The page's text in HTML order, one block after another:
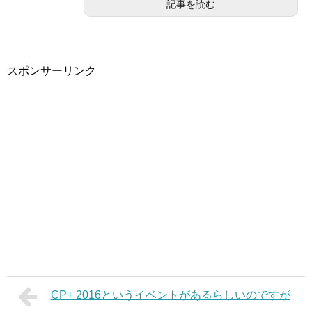
記事を読む
スポンサーリンク
CP+ 2016というイベントがあるらしいのですが